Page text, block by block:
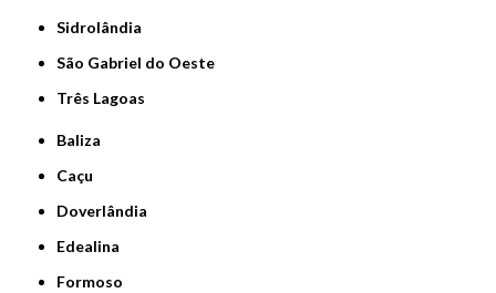
Sidrolândia
São Gabriel do Oeste
Três Lagoas
Baliza
Caçu
Doverlândia
Edealina
Formoso